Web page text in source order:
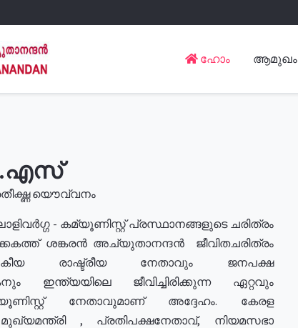
ഹോം ആമുഖം
യൌവ്വനം
- കമ്യൂണിസ്റ്റ് പ്രസ്ഥാനങ്ങളുടെ ചരിത്രം
ശങ്കരൻ അച്യുതാനന്ദൻ ജീവിതചരിത്രം
രാഷ്ട്രീയ നേതാവും ജനപക്ഷ
ഇന്ത്യയിലെ ജീവിച്ചിരിക്കുന്ന ഏറ്റവും
നേതാവുമാണ് അദ്ദേഹം. കേരള
, പ്രതിപക്ഷനേതാവ്, നിയമസഭാ